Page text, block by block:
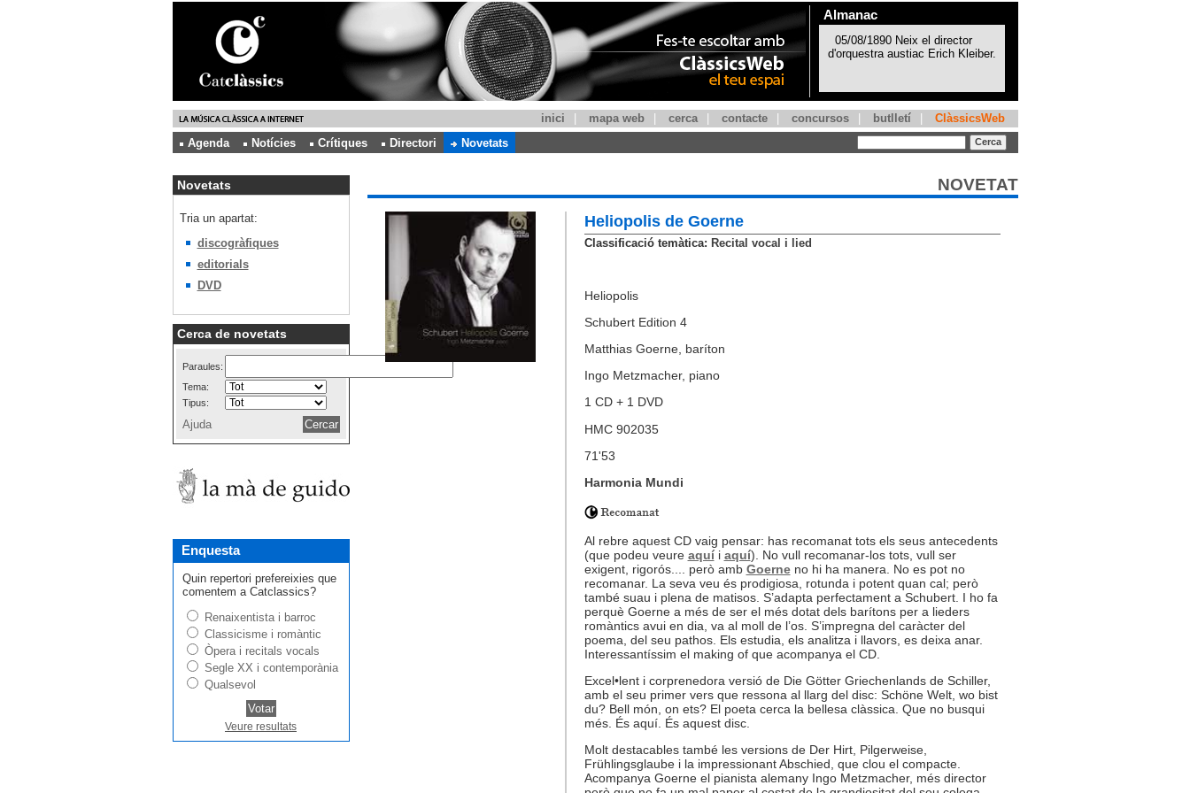
Almanac
inici mapa web cerca contacte concursos butlletí
ClàssicsWeb
Agenda
Notícies Crítiques Directori Novetats
Novetats
Tria un apartat:
discogràfiques
editorials
DVD
Cerca de novetats
Paraules:
Tema:
Tipus:
Ajuda
Enquesta
Quin repertori prefereixies que
comentem a Catclassics?
Renaixentista i barroc
Classicisme i romàntic
Òpera i recitals vocals
Segle XX i contemporània
Qualsevol
Veure resultats
NOVETAT
Heliopolis de Goerne
Classificació temàtica: Recital vocal i lied
Heliopolis
Schubert Edition 4
Matthias Goerne, baríton
Ingo Metzmacher, piano
1 CD + 1 DVD
HMC 902035
71'53
Harmonia Mundi
Al rebre aquest CD vaig pensar: has recomanat tots els seus antecedents
(que podeu veure aquíi aquí). No vull recomanar-los tots, vull ser
exigent, rigorós.... però amb Goerneno hi ha manera. No es pot no
recomanar. La seva veu és prodigiosa, rotunda i potent quan cal; però
també suau i plena de matisos. S’adapta perfectament a Schubert. I ho fa
perquè Goerne a més de ser el més dotat dels barítons per a lieders
romàntics avui en dia, va al moll de l’os. S’impregna del caràcter del
poema, del seu pathos. Els estudia, els analitza i llavors, es deixa anar.
Interessantíssim el making of que acompanya el CD.
Excel•lent i corprenedora versió de Die Götter Griechenlands de Schiller,
amb el seu primer vers que ressona al llarg del disc: Schöne Welt, wo bist
du? Bell món, on ets? El poeta cerca la bellesa clàssica. Que no busqui
més. És aquí. És aquest disc.
Molt destacables també les versions de Der Hirt, Pilgerweise,
Frühlingsglaube i la impressionant Abschied, que clou el compacte.
Acompanya Goerne el pianista alemany Ingo Metzmacher, més director